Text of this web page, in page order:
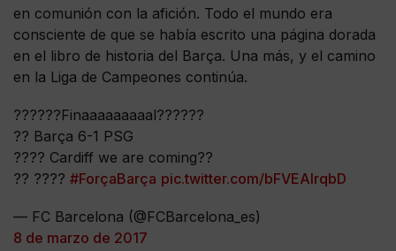
en comunión con la afición. Todo el mundo era
consciente de que se había escrito una página dorada
en el libro de historia del Barça. Una más, y el camino
en la Liga de Campeones continúa.
??????Finaaaaaaaaal??????
?? Barça 6-1 PSG
???? Cardiff we are coming??
?? ???? #ForçaBarça pic.twitter.com/bFVEAlrqbD
— FC Barcelona (@FCBarcelona_es)
8 de marzo de 2017